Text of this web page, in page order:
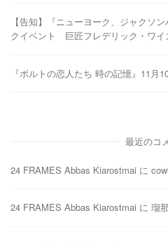
【告知】『ニューヨーク、ジャクソ
クイベント 巨匠フレデリック・ワイ
『ポルトの恋人たち 時の記憶』11月
最近のコ
24 FRAMES Abbas Kiarostmai に
24 FRAMES Abbas Kiarostmai に 瑠那